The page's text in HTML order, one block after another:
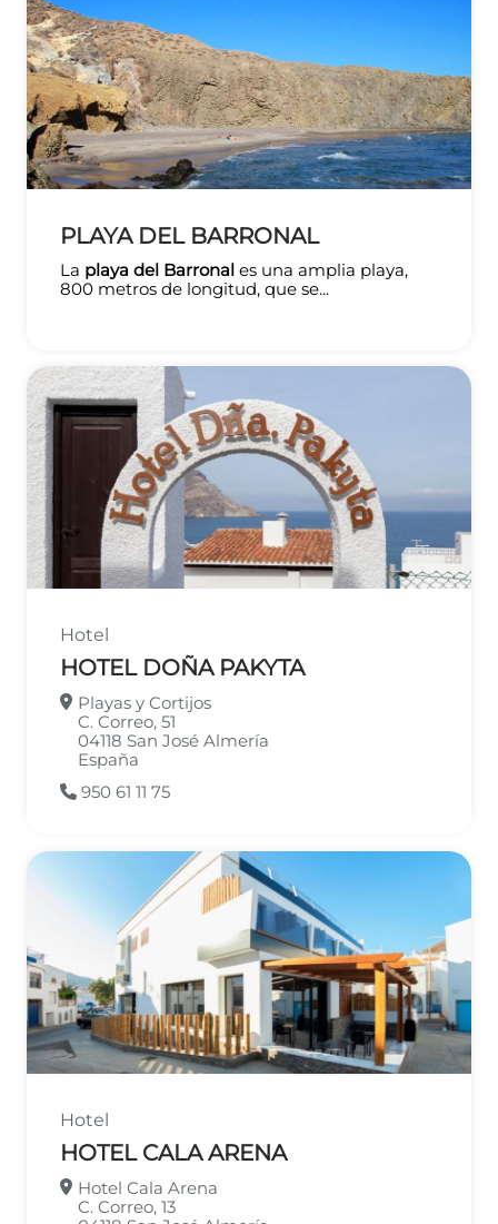
PLAYA DEL BARRONAL
La playa del Barronal es una amplia playa,
800 metros de longitud, que se...
Hotel
HOTEL DOÑA PAKYTA
Playas y Cortijos
C. Correo, 51
04118 San José Almería
España
950 61 11 75
Hotel
HOTEL CALA ARENA
Hotel Cala Arena
C. Correo, 13